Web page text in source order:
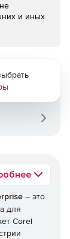
и иных
– это
для
Corel